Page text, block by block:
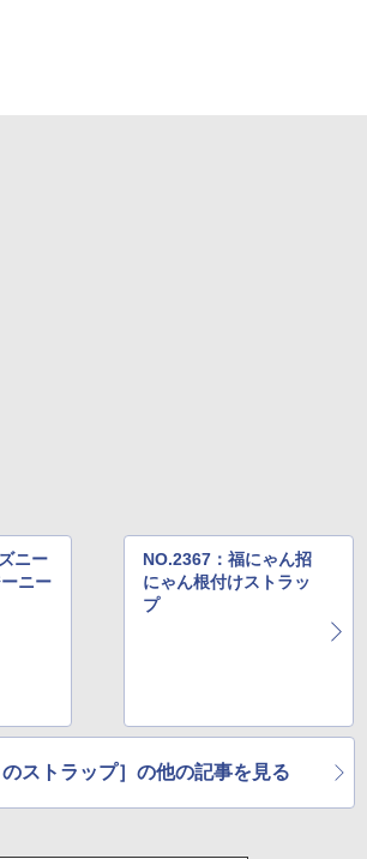
ニー
ニー
NO.2367：福にゃん招
にゃん根付けストラッ
プ
のストラップ］の他の記事を見る